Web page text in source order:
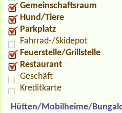
Gemeinschaftsraum
Hund/Tiere
Parkplatz
Fahrrad-/Skidepot
Feuerstelle/Grillstelle
Restaurant
Geschäft
Kreditkarte
Hütten/Mobilheime/